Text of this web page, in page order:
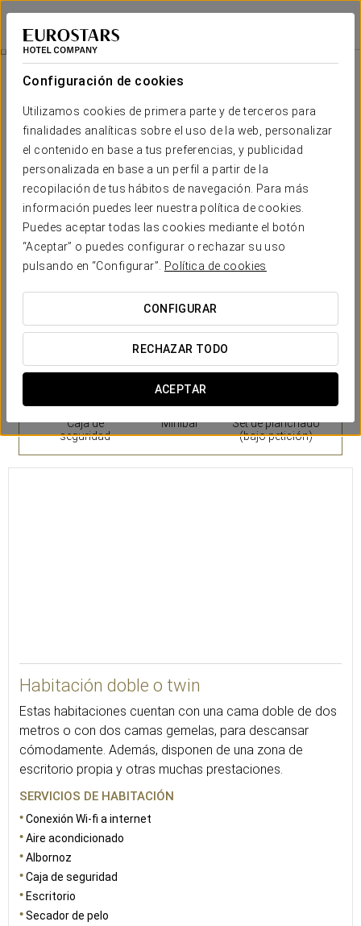
Configuración de cookies
Utilizamos cookies de primera parte y de terceros para
finalidades analíticas sobre el uso de la web, personalizar
el contenido en base a tus preferencias, y publicidad
personalizada en base a un perfil a partir de la
recopilación de tus hábitos de navegación. Para más
información puedes leer nuestra política de cookies.
Puedes aceptar todas las cookies mediante el botón
“Aceptar” o puedes configurar o rechazar su uso
pulsando en “Configurar”.
Política de cookies
CONFIGURAR
RECHAZAR TODO
ACEPTAR
Eurostars Matosinhos
OPORTO - MATOSINHOS
Habitaciones
Habitaciones
El confort y descanso que necesitas
Lashabitaciones del Eurostars Matosinhosson estancias
cálidas y acogedoras, donde la luz y lainspiración marítima
son los protagonistas.
Cada habitación está equipada con un amplio abanico de
servicios y prestaciones, que garantizan una estancia
tranquila y placentera.
Habitaciones
Caja de
seguridad
Minibar
Set de planchado
(bajo petición)
Habitación doble o twin
Estas habitaciones cuentan con una cama doble de dos
metros o con dos camas gemelas, para descansar
cómodamente. Además, disponen de una zona de
escritorio propia y otras muchas prestaciones.
SERVICIOS DE HABITACIÓN
Conexión Wi-fi a internet
Aire acondicionado
Albornoz
Caja de seguridad
Escritorio
Secador de pelo